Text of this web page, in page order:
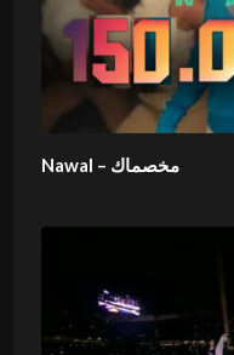
Nawal – مخصماك